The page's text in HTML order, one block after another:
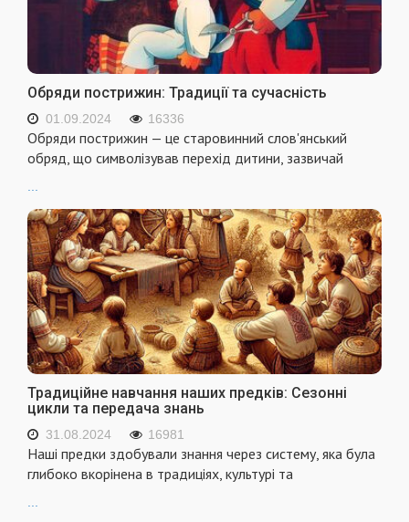
Обряди пострижин: Традиції та сучасність
01.09.2024 16336
Обряди пострижин — це старовинний слов'янський
обряд, що символізував перехід дитини, зазвичай
...
Традиційне навчання наших предків: Сезонні
цикли та передача знань
31.08.2024 16981
Наші предки здобували знання через систему, яка була
глибоко вкорінена в традиціях, культурі та